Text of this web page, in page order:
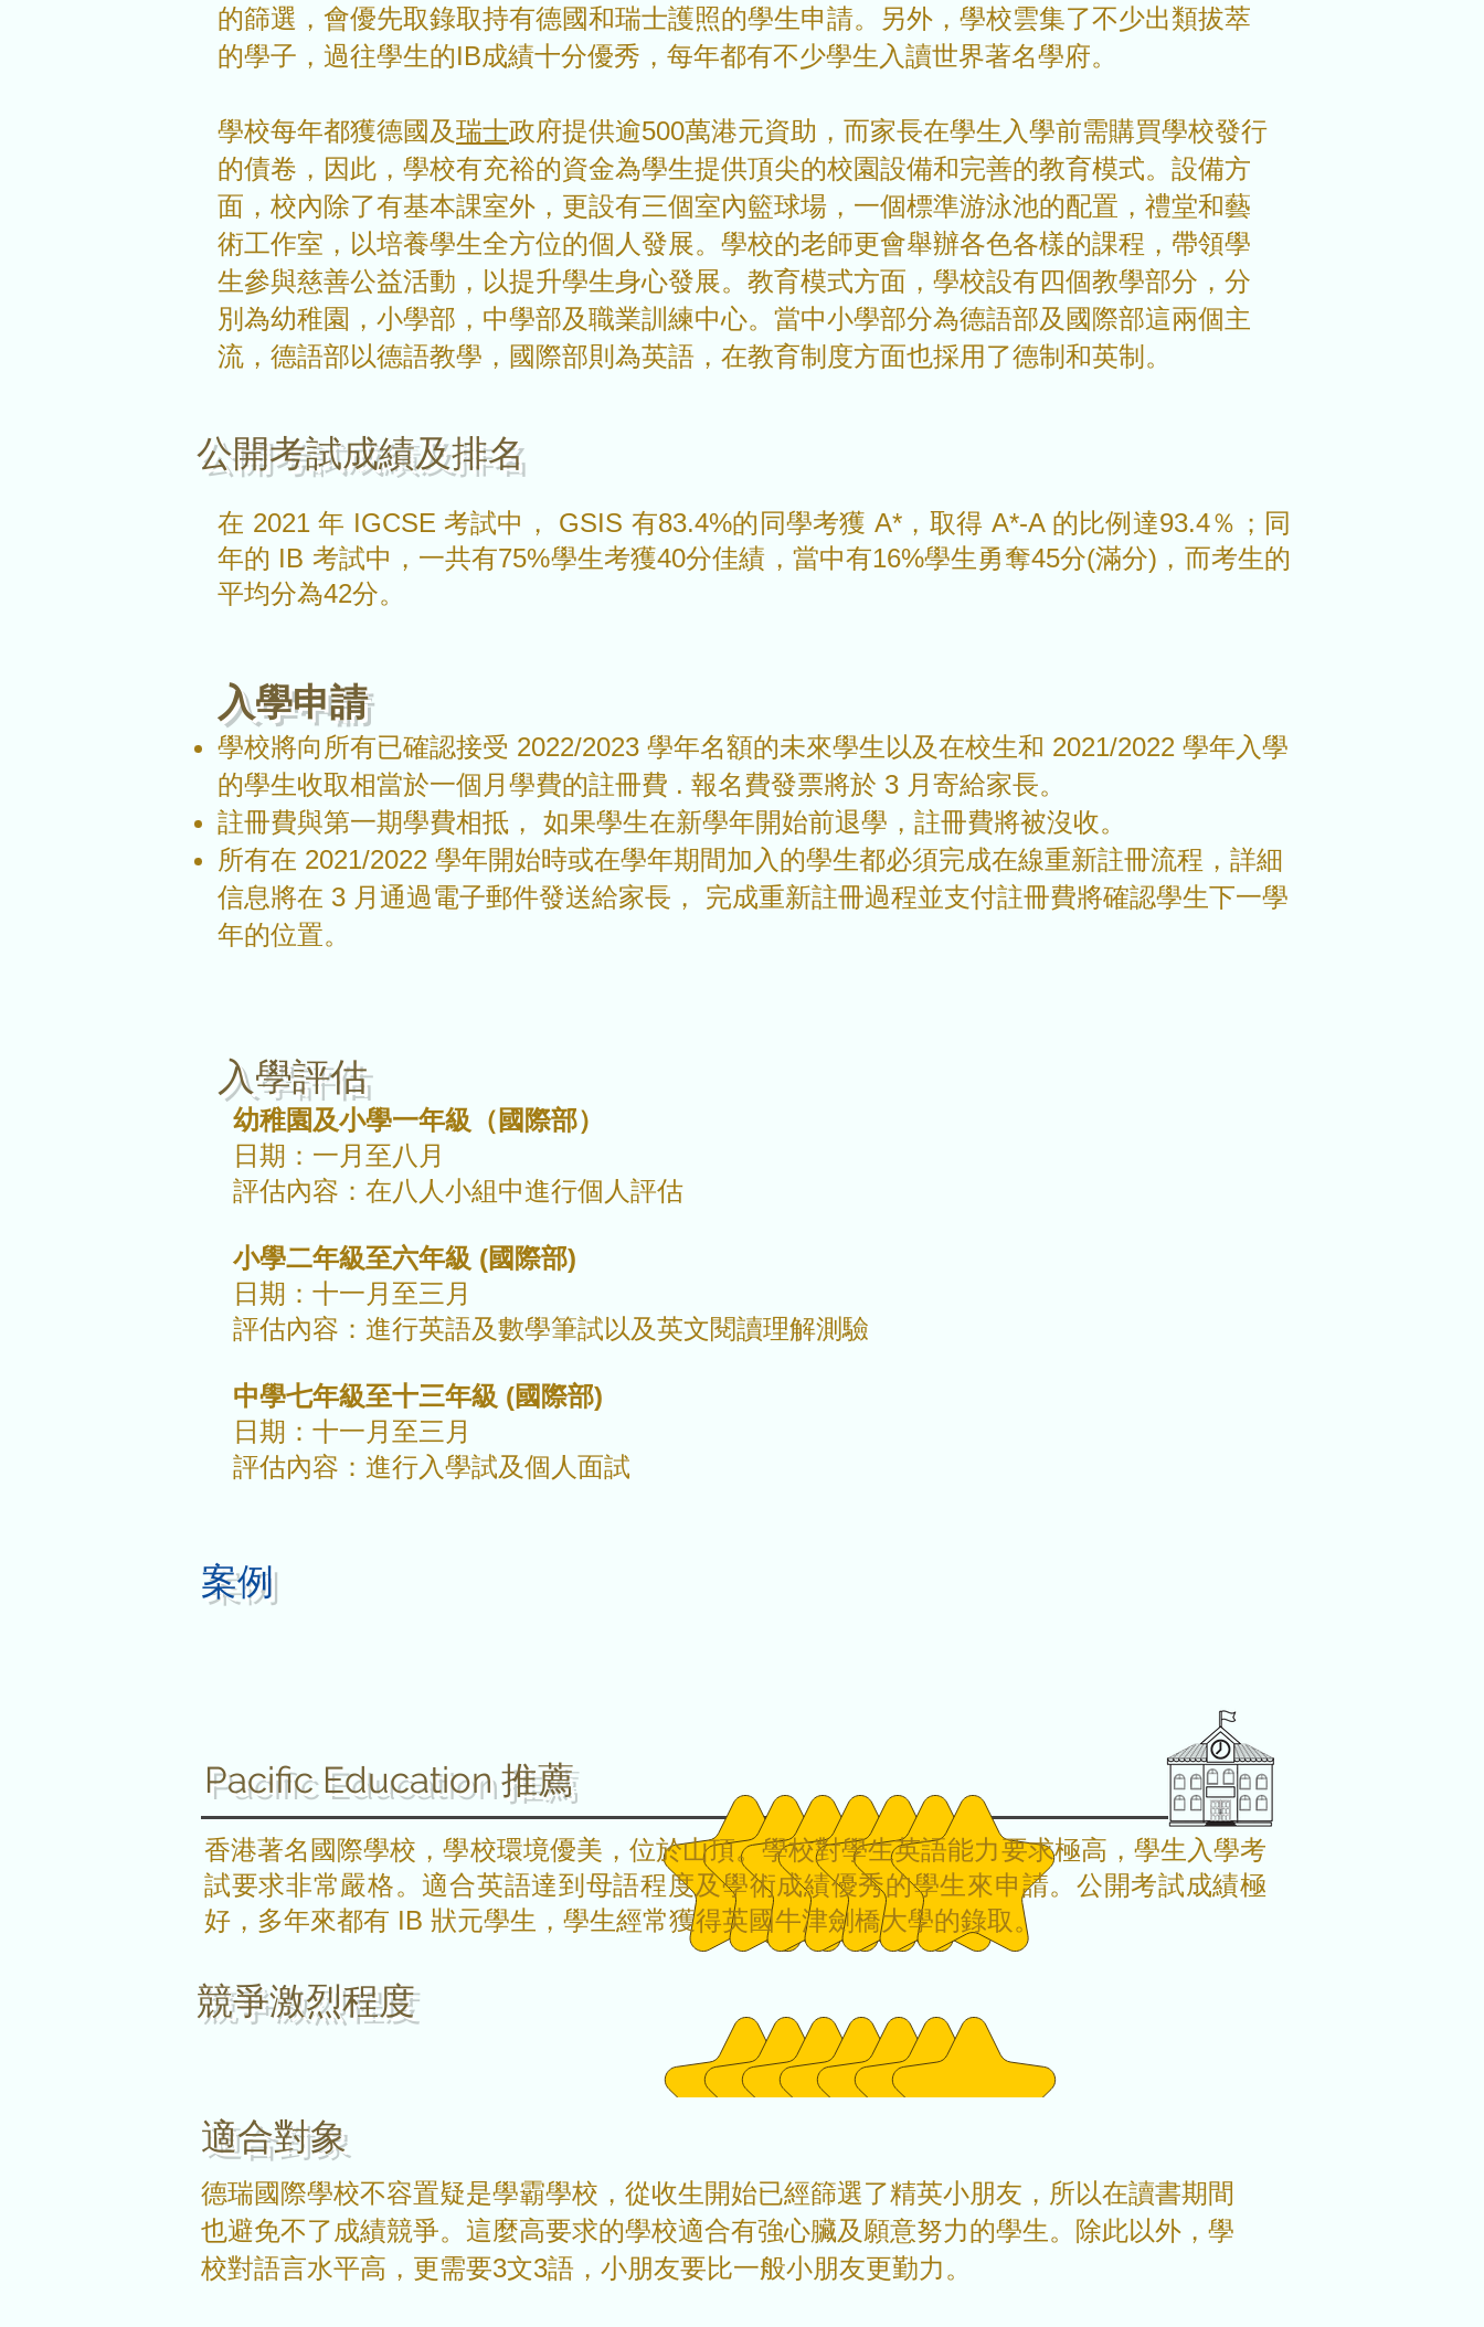
的篩選，會優先取錄取持有德國和瑞士護照的學生申請。另外，學校雲集了不少出類拔萃
的學子，過往學生的IB成績十分優秀，每年都有不少學生入讀世界著名學府。
學校每年都獲德國及瑞士政府提供逾500萬港元資助，而家長在學生入學前需購買學校發行
的債卷，因此，學校有充裕的資金為學生提供頂尖的校園設備和完善的教育模式。設備方
面，校內除了有基本課室外，更設有三個室內籃球場，一個標準游泳池的配置，禮堂和藝
術工作室，以培養學生全方位的個人發展。學校的老師更會舉辦各色各樣的課程，帶領學
生參與慈善公益活動，以提升學生身心發展。教育模式方面，​ 學校設有四個教學部分，分
別為幼稚園，小學部，中學部及職業訓練中心。當中小學部分為德語部及國際部這兩個主
流，德語部以德語教學，國際部則為英語，在教育制度方面也採用了德制和英制。
公開考試成績及排名
在 2021 年 IGCSE 考試中， GSIS 有83.4%的同學考獲 A*，取得 A*-A 的比例達93.4％；同
年的 IB 考試中，一共有75%學生考獲40分佳績，當中有16%學生勇奪45分(滿分)，而考生的
平均分為42分。
入學申請
學校將向所有已確認接受 2022/2023 學年名額的未來學生以及在校生和 2021/2022 學年入學
的學生收取相當於一個月學費的註冊費 . 報名費發票將於 3 月寄給家長。
註冊費與第一期學費相抵， 如果學生在新學年開始前退學，註冊費將被沒收。
所有在 2021/2022 學年開始時或在學年期間加入的學生都必須完成在線重新註冊流程，詳細
信息將在 3 月通過電子郵件發送給家長， 完成重新註冊過程並支付註冊費將確認學生下一學
年的位置。
​入學評估
幼稚園及小學一年級（國際部）
日期：一月至八月
評估內容：在八人小組中進行個人評估
小學二年級至六年級 (國際部)
日期：十一月至三月
評估內容：進行英語及數學筆試以及英文閱讀理解測驗
中學七年級至十三年級 (國際部)
​ 日期：十一月至三月
評估內容：進行入學試及個人面試
案例
Pacific Education 推薦
香港著名國際學校，學校環境優美，位於山頂。學校對學生英語能力要求極高，學生入學考
試要求非常嚴格。適合英語達到母語程度及學術成績優秀的學生來申請。公開考試成績極
好，多年來都有 IB 狀元學生，學生經常獲得英國牛津劍橋大學的錄取。
​競爭激烈程度
​適合對象
德瑞國際學校不容置疑是學霸學校，從收生開始已經篩選了精英小朋友，所以在讀書期間
也避免不了成績競爭。這麼高要求的學校適合有強心臟及願意努力的學生。除此以外，學
校對語言水平高，更需要3文3語，小朋友要比一般小朋友更勤力。